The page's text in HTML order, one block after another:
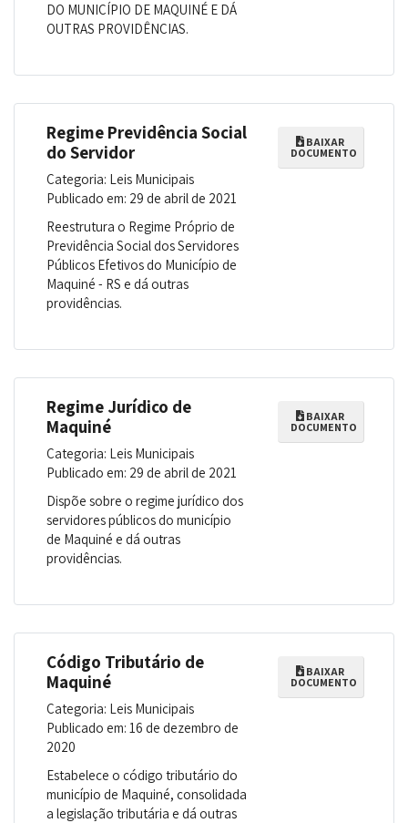
DO MUNICÍPIO DE MAQUINÉ E DÁ
OUTRAS PROVIDÊNCIAS.
Regime Previdência Social
do Servidor
Categoria: Leis Municipais
Publicado em: 29 de abril de 2021
Reestrutura o Regime Próprio de
Previdência Social dos Servidores
Públicos Efetivos do Município de
Maquiné - RS e dá outras
providências.
BAIXAR
DOCUMENTO
Regime Jurídico de
Maquiné
Categoria: Leis Municipais
Publicado em: 29 de abril de 2021
Dispõe sobre o regime jurídico dos
servidores públicos do município
de Maquiné e dá outras
providências.
BAIXAR
DOCUMENTO
Código Tributário de
Maquiné
Categoria: Leis Municipais
Publicado em: 16 de dezembro de
2020
Estabelece o código tributário do
município de Maquiné, consolidada
a legislação tributária e dá outras
BAIXAR
DOCUMENTO